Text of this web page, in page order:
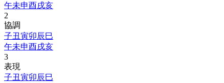
午未申酉戌亥
2
協調
子丑寅卯辰巳
午未申酉戌亥
3
表現
子丑寅卯辰巳